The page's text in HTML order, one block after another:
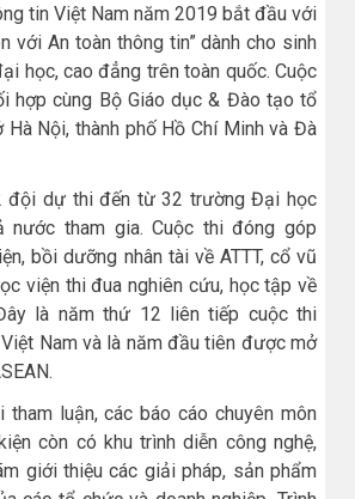
tin Việt Nam năm 2019 bắt đầu với
với An toàn thông tin” dành cho sinh
học, cao đẳng trên toàn quốc. Cuộc
hợp cùng Bộ Giáo dục & Đào tạo tổ
Nội, thành phố Hồ Chí Minh và Đà
đội dự thi đến từ 32 trường Đại học
nước tham gia. Cuộc thi đóng góp
bồi dưỡng nhân tài về ATTT, cổ vũ
viện thi đua nghiên cứu, học tập về
là năm thứ 12 liên tiếp cuộc thi
Nam và là năm đầu tiên được mở
tham luận, các báo cáo chuyên môn
còn có khu trình diễn công nghệ,
giới thiệu các giải pháp, sản phẩm